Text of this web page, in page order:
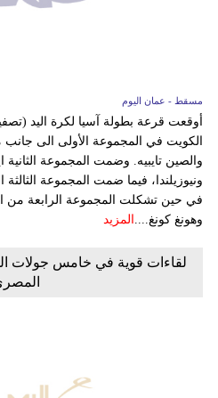
مسقط - عمان اليوم
الكويت في المجموعة الأولى الى
والصين تايبيه. وضمت المجموعة الثانية
ونيوزيلندا، فيما ضمت المجموعة الثالثة
في حين تشكلت المجموعة الرابعة من
وهونغ كونغ.... المزيد
لقاءات قوية في خامس جولات